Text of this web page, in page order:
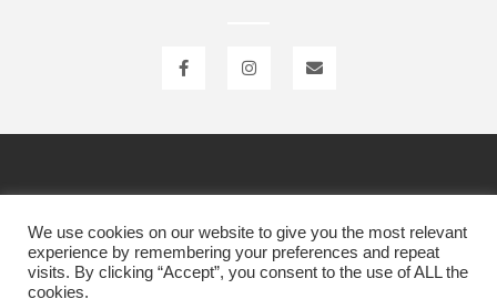
We use cookies on our website to give you the most relevant
experience by remembering your preferences and repeat
visits. By clicking “Accept”, you consent to the use of ALL the
cookies.